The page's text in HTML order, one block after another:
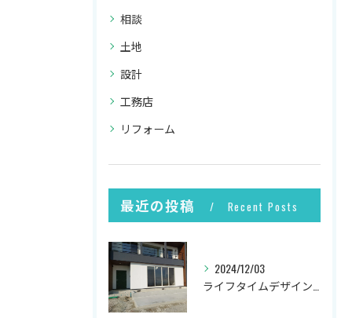
相談
土地
設計
工務店
リフォーム
最近の投稿 Recent Posts
2024/12/03